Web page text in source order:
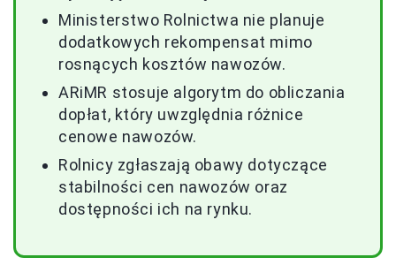
Ministerstwo Rolnictwa nie planuje
dodatkowych rekompensat mimo
rosnących kosztów nawozów.
ARiMR stosuje algorytm do obliczania
dopłat, który uwzględnia różnice
cenowe nawozów.
Rolnicy zgłaszają obawy dotyczące
stabilności cen nawozów oraz
dostępności ich na rynku.